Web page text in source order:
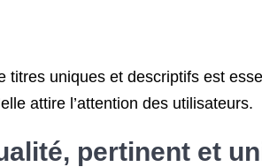
titres uniques et descriptifs est
attire l’attention des utilisateurs.
pertinent et